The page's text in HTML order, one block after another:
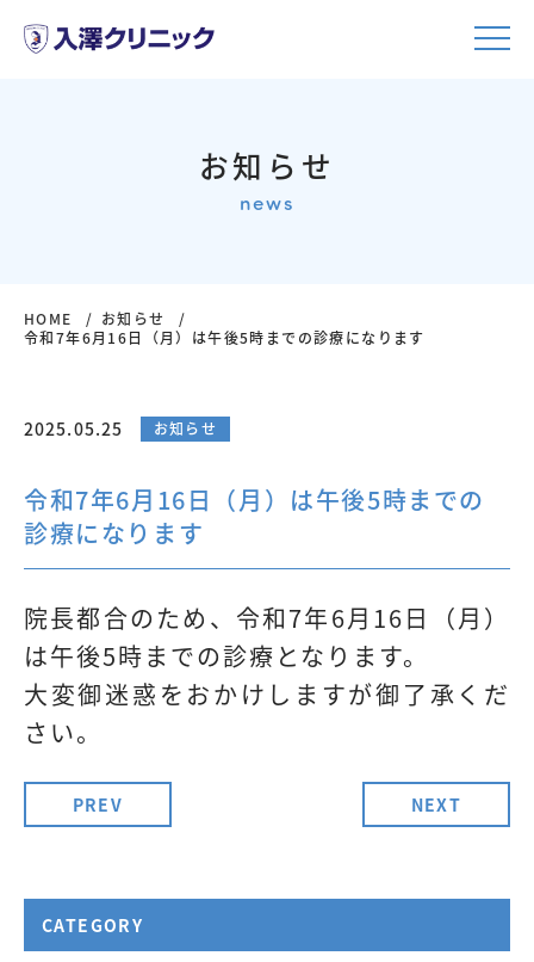
お知らせ
news
HOME
お知らせ
令和7年6月16日（月）は午後5時までの診療になります
2025.05.25 お知らせ
令和7年6月16日（月）は午後5時までの
診療になります
院長都合のため、令和7年6月16日（月）
は午後5時までの診療となります。
大変御迷惑をおかけしますが御了承くだ
さい。
PREV NEXT
CATEGORY